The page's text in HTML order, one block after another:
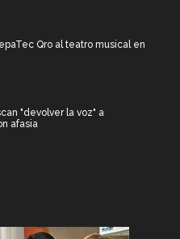
Qro al teatro musical en
"devolver la voz" a
afasia